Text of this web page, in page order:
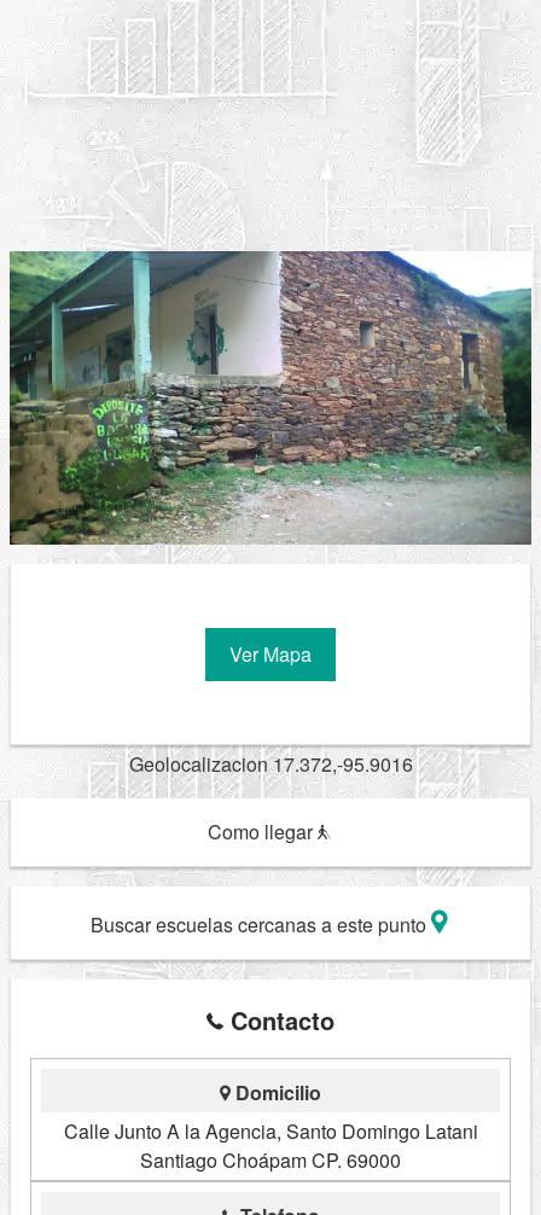
Ver Mapa
Geolocalizacion 17.372,-95.9016
Como llegar
Buscar escuelas cercanas a este punto
Contacto
Domicilio
Calle Junto A la Agencia, Santo Domingo Latani
Santiago Choápam CP. 69000